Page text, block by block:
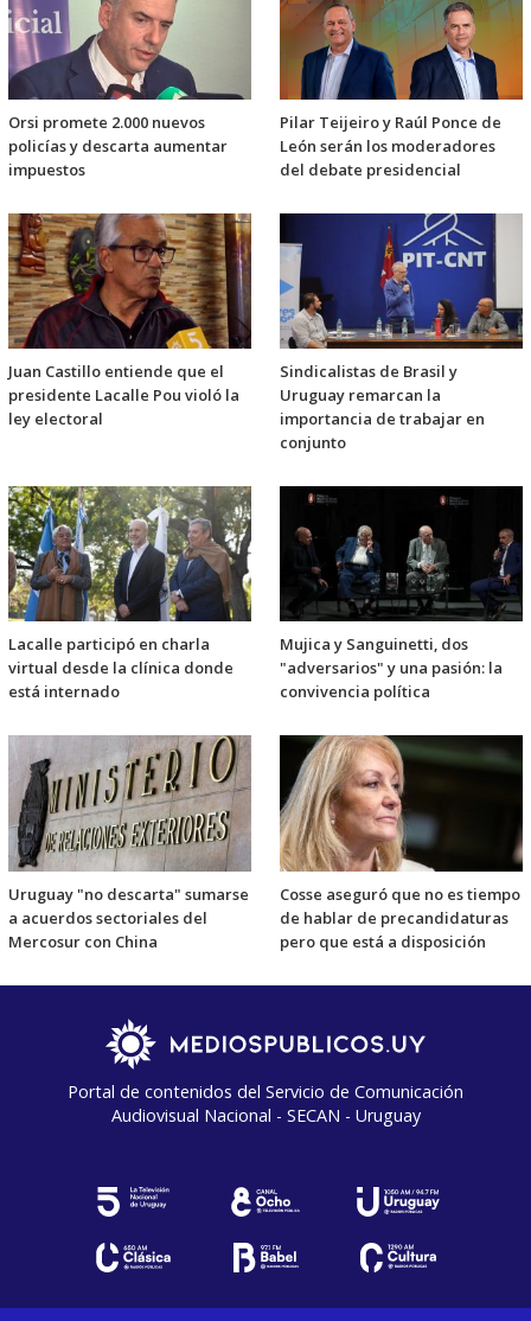
Orsi promete 2.000 nuevos
policías y descarta aumentar
impuestos
Pilar Teijeiro y Raúl Ponce de
León serán los moderadores
del debate presidencial
Juan Castillo entiende que el
presidente Lacalle Pou violó la
ley electoral
Sindicalistas de Brasil y
Uruguay remarcan la
importancia de trabajar en
conjunto
Lacalle participó en charla
virtual desde la clínica donde
está internado
Mujica y Sanguinetti, dos
"adversarios" y una pasión: la
convivencia política
Uruguay "no descarta" sumarse
a acuerdos sectoriales del
Mercosur con China
Cosse aseguró que no es tiempo
de hablar de precandidaturas
pero que está a disposición
Portal de contenidos del Servicio de Comunicación
Audiovisual Nacional - SECAN - Uruguay